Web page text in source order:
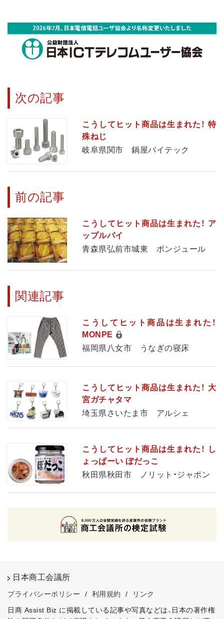
次の記事
こうしてヒット商品は生まれた！ 特
殊ねじ
岐阜県関市 鍋屋バイテック
前の記事
こうしてヒット商品は生まれた！ ア
ップルパイ
青森県弘前市城東 ボンジュール
関連記事
こうしてヒット商品は生まれた！
MONPE
福岡県八女市 うなぎの寝床
こうしてヒット商品は生まれた！ 大
宮ガチャタマ
埼玉県さいたま市 アルシェ
こうしてヒット商品は生まれた！ し
ょっぱーい ぼだっこ
秋田県秋田市 ノリット・ジャポン
日本商工会議所
プライバシーポリシー / 利用規約 /
リンク
日商 Assist Biz に掲載している記事や写真などは、日本の著作権